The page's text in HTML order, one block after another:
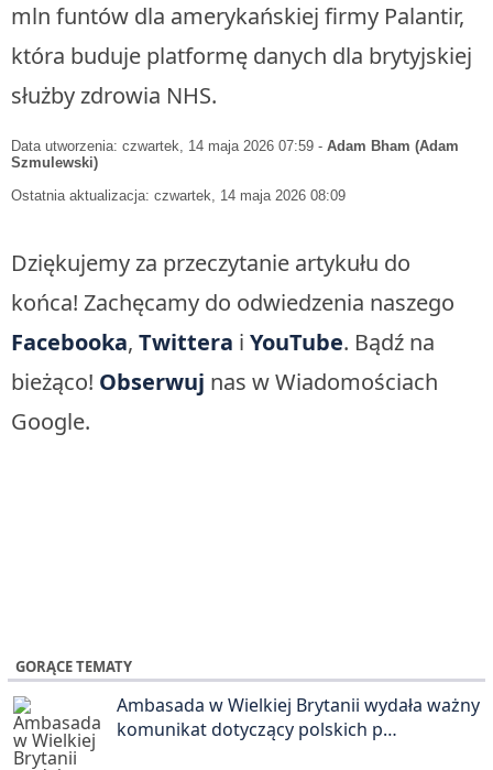
mln funtów dla amerykańskiej firmy Palantir,
która buduje platformę danych dla brytyjskiej
służby zdrowia NHS.
Data utworzenia: czwartek, 14 maja 2026 07:59 - Adam Bham (Adam
Szmulewski)
Ostatnia aktualizacja: czwartek, 14 maja 2026 08:09
Dziękujemy za przeczytanie artykułu do
końca! Zachęcamy do odwiedzenia naszego
Facebooka, Twittera i YouTube. Bądź na
bieżąco! Obserwuj nas w Wiadomościach
Google.
GORĄCE TEMATY
Ambasada w Wielkiej Brytanii wydała ważny
komunikat dotyczący polskich p…